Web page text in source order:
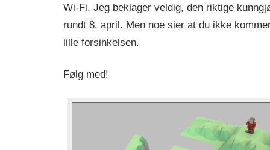
Wi-Fi. Jeg beklager veldig, den riktige
rundt 8. april. Men noe sier at du ikke
lille forsinkelsen.
Følg med!